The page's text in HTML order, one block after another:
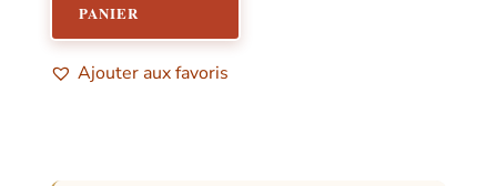
PANIER
Ajouter aux favoris